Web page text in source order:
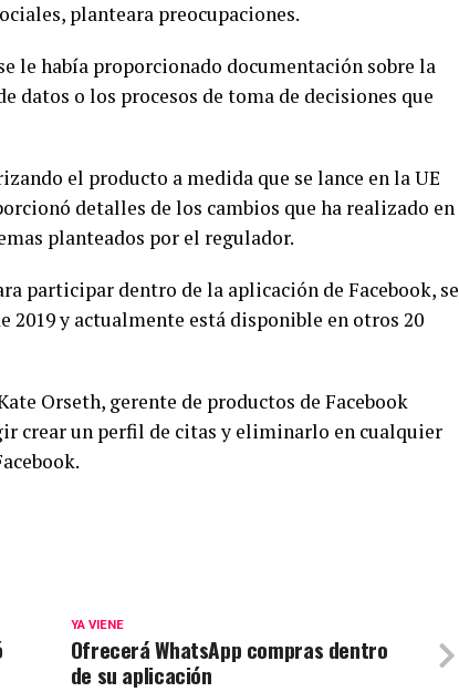
planteara preocupaciones.
le había proporcionado documentación sobre la
datos o los procesos de toma de decisiones que
el producto a medida que se lance en la UE
detalles de los cambios que ha realizado en
planteados por el regulador.
participar dentro de la aplicación de Facebook, se
2019 y actualmente está disponible en otros 20
Orseth, gerente de productos de Facebook
crear un perfil de citas y eliminarlo en cualquier
YA VIENE
Ofrecerá WhatsApp compras dentro
de su aplicación